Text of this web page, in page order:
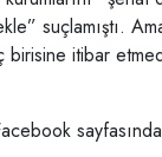
suçlamıştı.
birisine itibar